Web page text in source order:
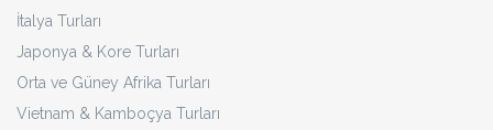
İtalya Turları
Japonya & Kore Turları
Orta ve Güney Afrika Turları
Vietnam & Kamboçya Turları